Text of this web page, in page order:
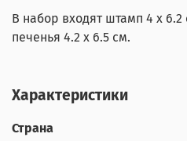
В набор входят штамп 4 х
печенья 4.2 х 6.5 см.
Характеристики
Страна